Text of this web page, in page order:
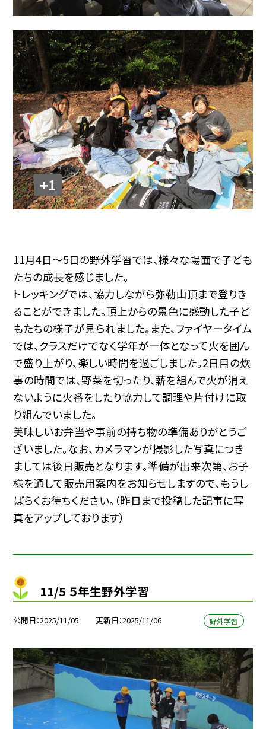
+1
11月4日～5日の野外学習では、様々な場面で子ども
たちの成長を感じました。
トレッキングでは、協力しながら弥勒山頂まで登りき
ることができました。頂上からの景色に感動した子ど
もたちの様子が見られました。また、ファイヤータイム
では、クラスだけでなく学年が一体となって火を囲ん
で盛り上がり、楽しい時間を過ごしました。2日目の炊
事の時間では、野菜を切ったり、薪を組んで火が消え
ないように火番をしたり協力して調理や片付けに取
り組んでいました。
美味しいお弁当や事前の持ち物の準備ありがとうご
ざいました。なお、カメラマンが撮影した写真につき
ましては後日販売となります。準備が出来次第、お子
様を通して販売用案内をお知らせしますので、もうし
ばらくお待ちください。（昨日まで投稿した記事に写
真をアップしております）
11/5 ５年生野外学習
公開日 2025/11/05 更新日 2025/11/06 野外学習